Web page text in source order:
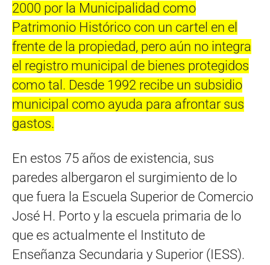
2000 por la Municipalidad como
Patrimonio Histórico con un cartel en el
frente de la propiedad, pero aún no integra
el registro municipal de bienes protegidos
como tal. Desde 1992 recibe un subsidio
municipal como ayuda para afrontar sus
gastos.
En estos 75 años de existencia, sus
paredes albergaron el surgimiento de lo
que fuera la Escuela Superior de Comercio
José H. Porto y la escuela primaria de lo
que es actualmente el Instituto de
Enseñanza Secundaria y Superior (IESS).